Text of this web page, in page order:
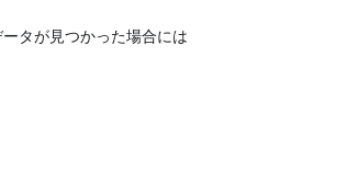
ータが見つかった場合には